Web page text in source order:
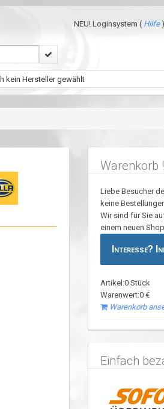
NEU! Loginsystem ( Hilfe
Warenkorb !
Liebe Besucher
keine
Wir sind für Sie
einem neuen
Interesse?
Artikel:0 Stück
Warenwert:0 €
Warenkorb
Einfach